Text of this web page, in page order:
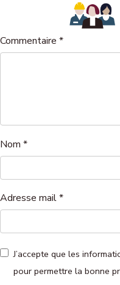
Panneau de gestion des
Commentaire *
Nom *
Adresse mail*
J’accepte que les
pour permettre la bonne